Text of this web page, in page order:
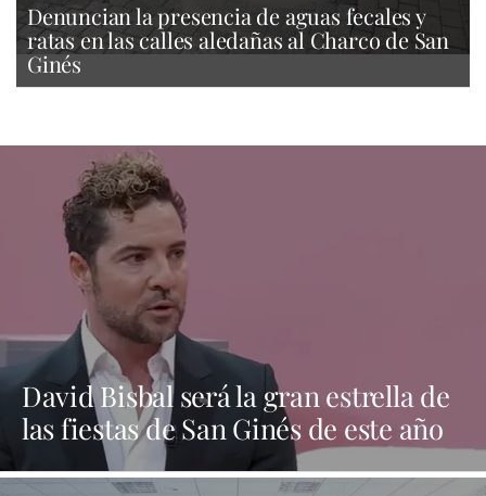
Denuncian la presencia de aguas fecales y
ratas en las calles aledañas al Charco de San
Ginés
David Bisbal será la gran estrella de
las fiestas de San Ginés de este año